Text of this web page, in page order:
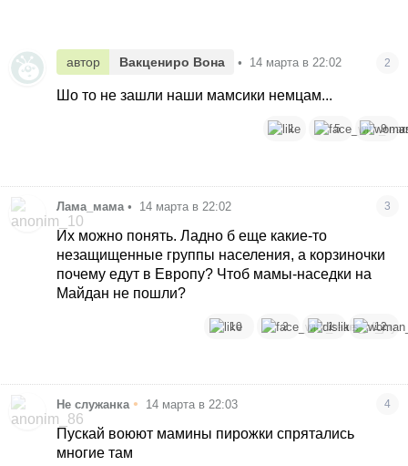
автор Вакцениро Вона • 14 марта в 22:02 2
Шо то не зашли наши мамсики немцам...
1 5 9
Лама_мама • 14 марта в 22:02 3
Их можно понять. Ладно б еще какие-то
незащищенные группы населения, а корзиночки
почему едут в Европу? Чтоб мамы-наседки на
Майдан не пошли?
10 2 1 12
Не служанка • 14 марта в 22:03 4
Пускай воюют мамины пирожки спрятались
многие там